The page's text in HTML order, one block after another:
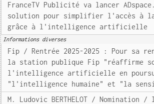
FranceTV Publicité va lancer
solution pour simplifier l'accès à
grâce à l'intelligence artificielle
Informations diverses
Fip / Rentrée 2025-2025 : Pour sa
la station publique Fip "réaffirme
l'intelligence artificielle en
"l'intelligence humaine" et "la
M. Ludovic BERTHELOT /